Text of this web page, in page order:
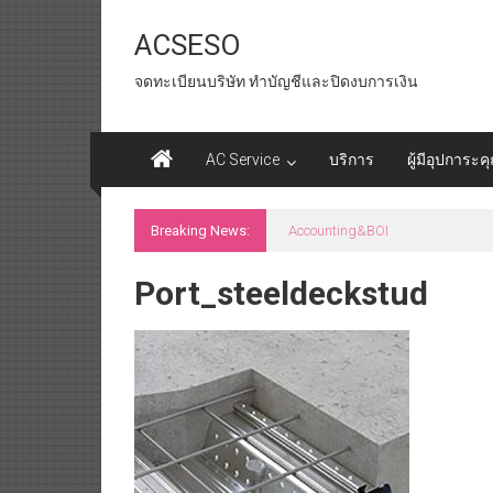
contentACSESO
จดทะเบียนบริษัท ทำบัญชีและปิดงบการเงิน
AC Service บริการ ผู้มีอุปการะ
Breaking News: id tax หน่วยงานราชการ
Port_steeldeckstud